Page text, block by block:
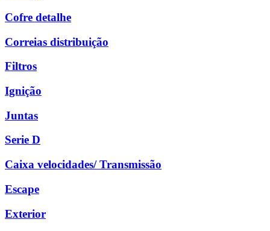
Cofre detalhe
Correias distribuição
Filtros
Ignição
Juntas
Serie D
Caixa velocidades/ Transmissão
Escape
Exterior